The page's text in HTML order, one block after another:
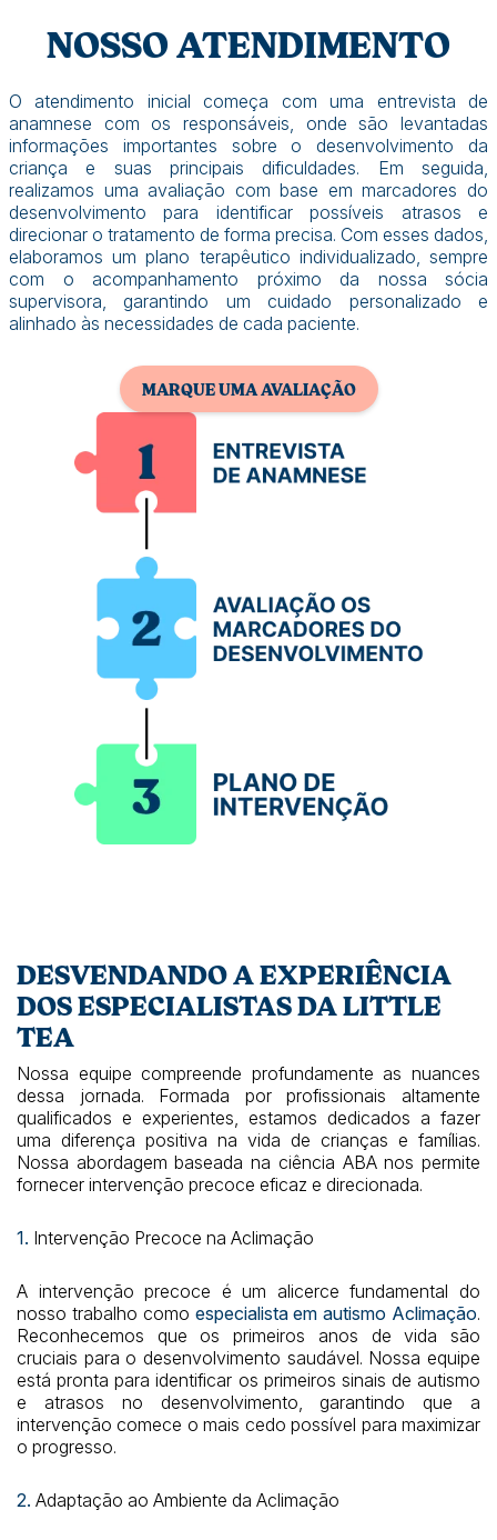
NOSSO ATENDIMENTO
O atendimento inicial começa com uma entrevista de
anamnese com os responsáveis, onde são levantadas
informações importantes sobre o desenvolvimento da
criança e suas principais dificuldades. Em seguida,
realizamos uma avaliação com base em marcadores do
desenvolvimento para identificar possíveis atrasos e
direcionar o tratamento de forma precisa. Com esses dados,
elaboramos um plano terapêutico individualizado, sempre
com o acompanhamento próximo da nossa sócia
supervisora, garantindo um cuidado personalizado e
alinhado às necessidades de cada paciente.
MARQUE UMA AVALIAÇÃO
DESVENDANDO A EXPERIÊNCIA
DOS ESPECIALISTAS DA LITTLE
TEA
Nossa equipe compreende profundamente as nuances
dessa jornada. Formada por profissionais altamente
qualificados e experientes, estamos dedicados a fazer
uma diferença positiva na vida de crianças e famílias.
Nossa abordagem baseada na ciência ABA nos permite
fornecer intervenção precoce eficaz e direcionada.
1. Intervenção Precoce na Aclimação
A intervenção precoce é um alicerce fundamental do
nosso trabalho como especialista em autismo Aclimação.
Reconhecemos que os primeiros anos de vida são
cruciais para o desenvolvimento saudável. Nossa equipe
está pronta para identificar os primeiros sinais de autismo
e atrasos no desenvolvimento, garantindo que a
intervenção comece o mais cedo possível para maximizar
o progresso.
2. Adaptação ao Ambiente da Aclimação